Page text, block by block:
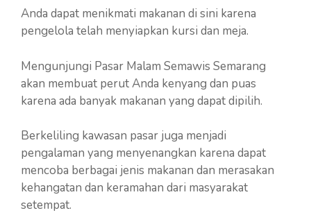
Anda dapat menikmati makanan di sini karena
pengelola telah menyiapkan kursi dan meja.
Mengunjungi Pasar Malam Semawis Semarang
akan membuat perut Anda kenyang dan puas
karena ada banyak makanan yang dapat dipilih.
Berkeliling kawasan pasar juga menjadi
pengalaman yang menyenangkan karena dapat
mencoba berbagai jenis makanan dan merasakan
kehangatan dan keramahan dari masyarakat
setempat.